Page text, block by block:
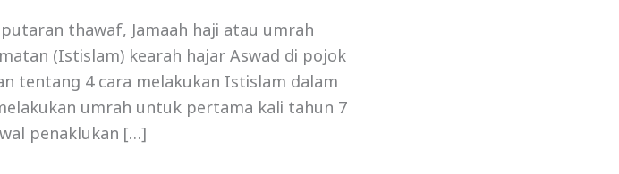
thawaf, Jamaah haji atau umrah
(Istislam) kearah hajar Aswad di pojok
tentang 4 cara melakukan Istislam dalam
umrah untuk pertama kali tahun 7
penaklukan […]